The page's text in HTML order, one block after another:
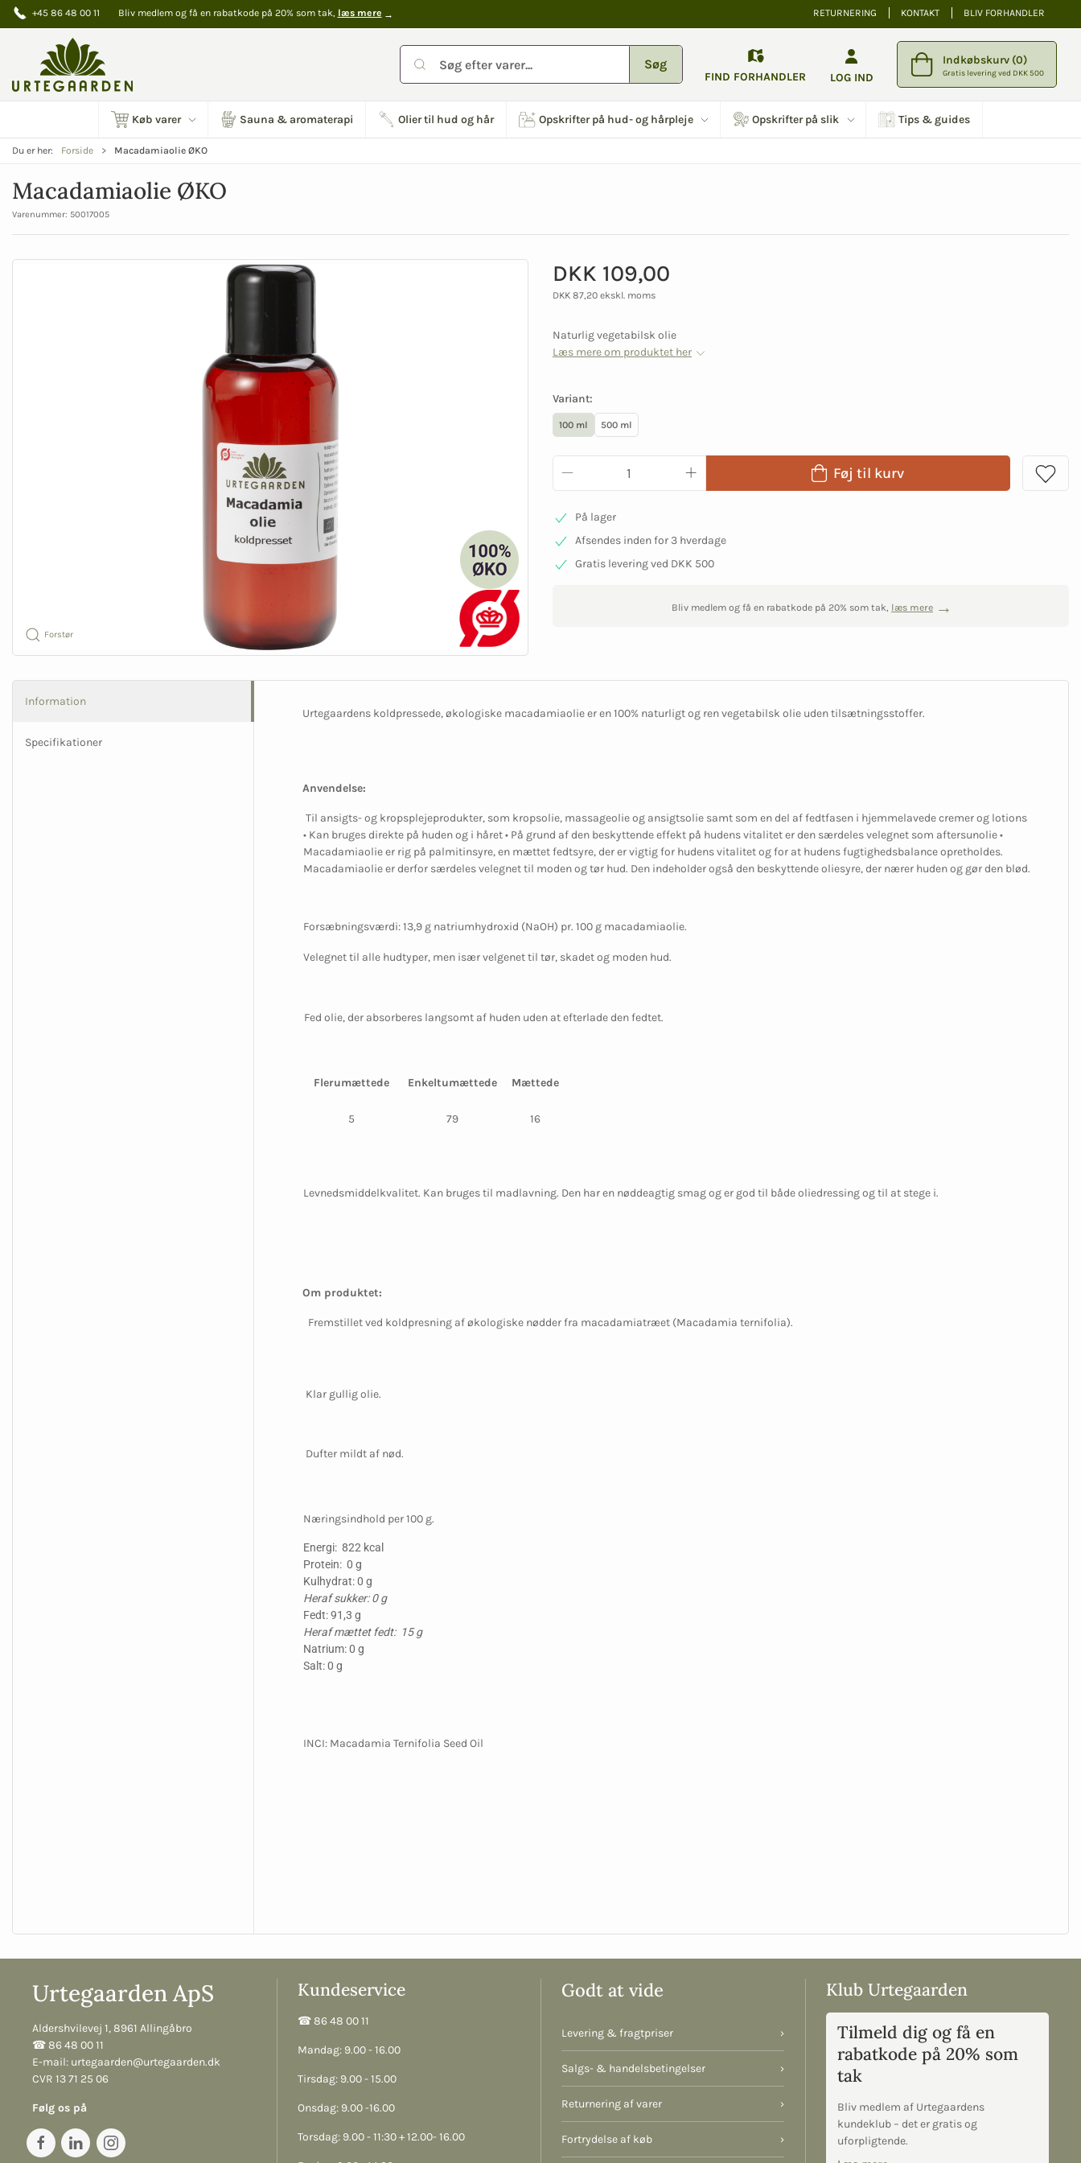
+45 86 48 00 11 Bliv medlem og få en rabatkode på 20% som tak, læs mere RETURNERING KONTAKT BLIV FORHANDLER
Søg
FIND FORHANDLER LOG IND
Indkøbskurv (0)
Gratis levering ved DKK 500
Køb varer Sauna & aromaterapi Olier til hud og hår Opskrifter på hud- og hårpleje Opskrifter på slik Tips & guides
Du er her: Forside Macadamiaolie ØKO
Macadamiaolie ØKO
Varenummer: 50017005
Forstør
DKK 109,00
DKK 87,20 ekskl. moms
Naturlig vegetabilsk olie
Læs mere om produktet her
Variant:
100 ml 500 ml
Føj til kurv
På lager
Afsendes inden for 3 hverdage
Gratis levering ved DKK 500
Bliv medlem og få en rabatkode på 20% som tak, læs mere
Information
Specifikationer
Urtegaardens koldpressede, økologiske macadamiaolie er en 100% naturligt og ren vegetabilsk olie uden tilsætningsstoffer.
Anvendelse:
Til ansigts- og kropsplejeprodukter, som kropsolie, massageolie og ansigtsolie samt som en del af fedtfasen i hjemmelavede cremer og lotions
• Kan bruges direkte på huden og i håret • På grund af den beskyttende effekt på hudens vitalitet er den særdeles velegnet som aftersunolie •
Macadamiaolie er rig på palmitinsyre, en mættet fedtsyre, der er vigtig for hudens vitalitet og for at hudens fugtighedsbalance opretholdes.
Macadamiaolie er derfor særdeles velegnet til moden og tør hud. Den indeholder også den beskyttende oliesyre, der nærer huden og gør den blød.
Forsæbningsværdi: 13,9 g natriumhydroxid (NaOH) pr. 100 g macadamiaolie.
Velegnet til alle hudtyper, men især velgenet til tør, skadet og moden hud.
Fed olie, der absorberes langsomt af huden uden at efterlade den fedtet.
Flerumættede Enkeltumættede Mættede
5 79 16
Levnedsmiddelkvalitet. Kan bruges til madlavning. Den har en nøddeagtig smag og er god til både oliedressing og til at stege i.
Om produktet:
Fremstillet ved koldpresning af økologiske nødder fra macadamiatræet (Macadamia ternifolia).
Klar gullig olie.
Dufter mildt af nød.
Næringsindhold per 100 g.
Energi: 822 kcal
Protein: 0 g
Kulhydrat: 0 g
Heraf sukker: 0 g
Fedt: 91,3 g
Heraf mættet fedt: 15 g
Natrium: 0 g
Salt: 0 g
INCI: Macadamia Ternifolia Seed Oil
Urtegaarden ApS
Aldershvilevej 1, 8961 Allingåbro
☎︎ 86 48 00 11
E-mail: urtegaarden@urtegaarden.dk
CVR 13 71 25 06
Følg os på
Kundeservice
☎︎ 86 48 00 11
Mandag: 9.00 - 16.00
Tirsdag: 9.00 - 15.00
Onsdag: 9.00 -16.00
Torsdag: 9.00 - 11:30 + 12.00- 16.00
Godt at vide
Levering & fragtpriser ›
Salgs- & handelsbetingelser ›
Returnering af varer ›
Fortrydelse af køb ›
Klub Urtegaarden
Tilmeld dig og få en
rabatkode på 20% som
tak
Bliv medlem af Urtegaardens
kundeklub – det er gratis og
uforpligtende.